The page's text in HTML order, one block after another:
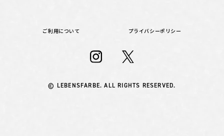
ご利用について プライバシーポリシー
© LEBENSFARBE. ALL RIGHTS RESERVED.